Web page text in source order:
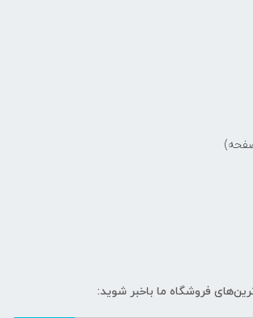
فروشگاه ما باخبر شوید: